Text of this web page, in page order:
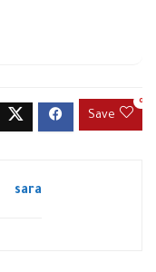
Save
0
sara